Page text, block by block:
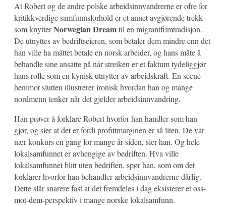
At Robert og de andre polske arbeidsinnvandrerne er ofre for
kritikkverdige samfunnsforhold er et annet avgjørende trekk
som knytterNorwegian Dreamtil en migrantfilmtradisjon.
De utnyttes av bedriftseieren, som betaler dem mindre enn det
han ville ha måttet betale en norsk arbeider, og hans måte å
behandle sine ansatte på når streiken er et faktum tydeliggjør
hans rolle som en kynisk utnytter av arbeidskraft. En scene
henimot slutten illustrerer ironisk hvordan han og mange
nordmenn tenker når det gjelder arbeidsinnvandring.
Han prøver å forklare Robert hvorfor han handler som han
gjør, og sier at det er fordi profittmarginen er så liten. De var
nær konkurs en gang for mange år siden, sier han. Og hele
lokalsamfunnet er avhengige av bedriften. Hva ville
lokalsamfunnet blitt uten bedriften, spør han, som om det
forklarer hvorfor han behandler arbeidsinnvandrerne dårlig.
Dette slår snarere fast at det fremdeles i dag eksisterer et oss-
mot-dem-perspektiv i mange norske lokalsamfunn.